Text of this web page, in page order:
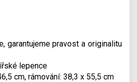
garantujeme pravost a originalitu
lepence
cm, rámování: 38,3 x 55,5 cm